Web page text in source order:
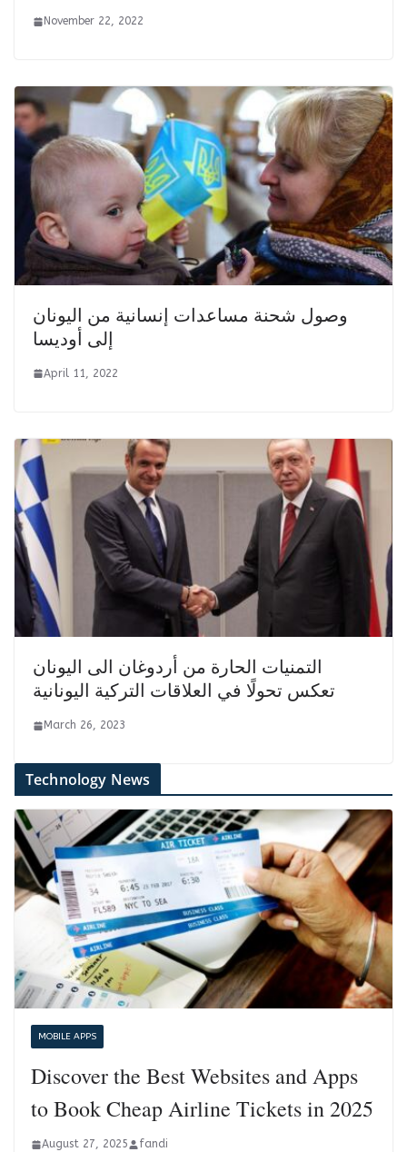
November 22, 2022
وصول شحنة مساعدات إنسانية من اليونان
إلى أوديسا
April 11, 2022
التمنيات الحارة من أردوغان الى اليونان
تعكس تحولًا في العلاقات التركية اليونانية
March 26, 2023
Technology News
MOBILE APPS
Discover the Best Websites and Apps
to Book Cheap Airline Tickets in 2025
August 27, 2025 fandi